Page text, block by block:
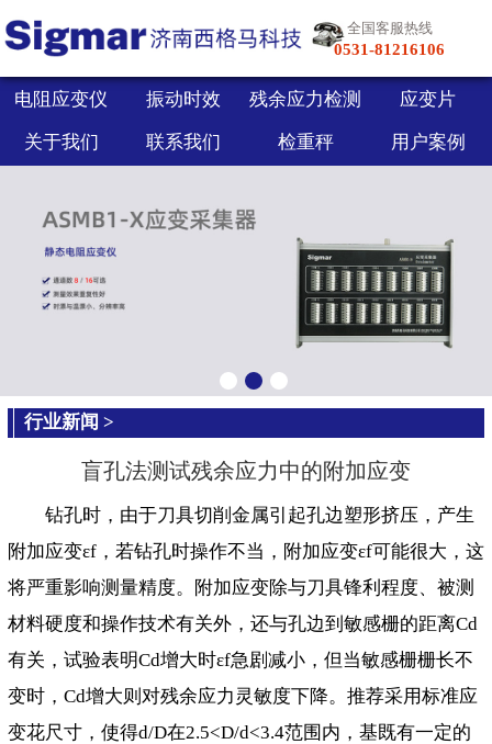
全国客服热线
0531-81216106
电阻应变仪 振动时效 残余应力检测 应变片
关于我们 联系我们 检重秤 用户案例
行业新闻 >
盲孔法测试残余应力中的附加应变
钻孔时，由于刀具切削金属引起孔边塑形挤压，产生
附加应变εf，若钻孔时操作不当，附加应变εf可能很大，这
将严重影响测量精度。附加应变除与刀具锋利程度、被测
材料硬度和操作技术有关外，还与孔边到敏感栅的距离Cd
有关，试验表明Cd增大时εf急剧减小，但当敏感栅栅长不
变时，Cd增大则对残余应力灵敏度下降。推荐采用标准应
变花尺寸，使得d/D在2.5<D/d<3.4范围内，基既有一定的